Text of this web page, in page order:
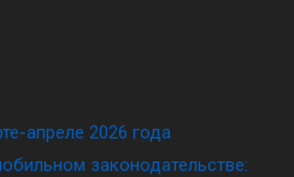
апреле 2026 года
законодательстве: